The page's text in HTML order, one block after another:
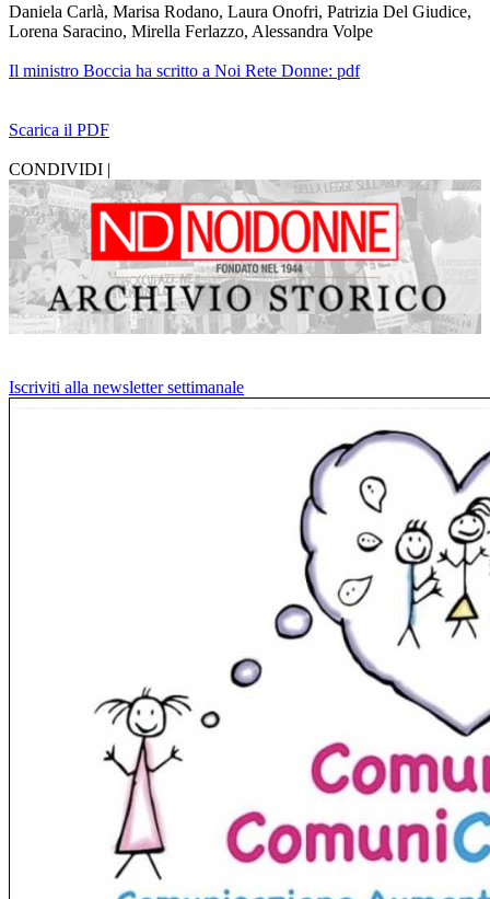
Daniela Carlà, Marisa Rodano, Laura Onofri, Patrizia Del Giudice,
Lorena Saracino, Mirella Ferlazzo, Alessandra Volpe
Il ministro Boccia ha scritto a Noi Rete Donne: pdf
Scarica il PDF
CONDIVIDI |
Iscriviti alla newsletter settimanale